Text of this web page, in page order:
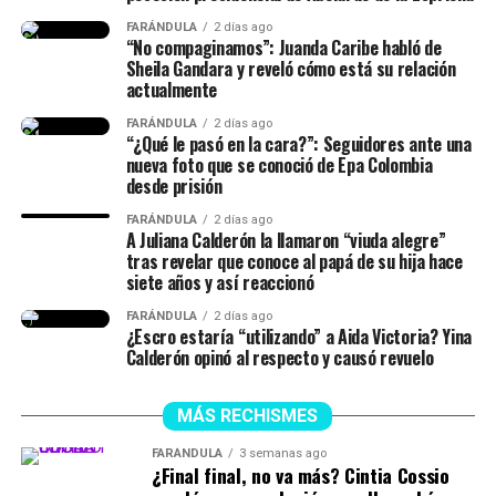
@isalavenezolanaate abrazo!! se q es duro no dormir pero
dar vida es renacer, míralo como una segunda oportunidad
para hacerlo bien, o mejor
♬ original sound –
ISABELLA LADERA
FARÁNDULA 2 días ago
“No compaginamos”: Juanda Caribe habló de
Sheila Gandara y reveló cómo está su relación
actualmente
FARÁNDULA 2 días ago
“¿Qué le pasó en la cara?”: Seguidores ante una
nueva foto que se conoció de Epa Colombia
desde prisión
FARÁNDULA 2 días ago
A Juliana Calderón la llamaron “viuda alegre”
tras revelar que conoce al papá de su hija hace
siete años y así reaccionó
FARÁNDULA 2 días ago
¿Escro estaría “utilizando” a Aida Victoria? Yina
Calderón opinó al respecto y causó revuelo
MÁS RECHISMES
FARÁNDULA 3 semanas ago
¿Final final, no va más? Cintia Cossio